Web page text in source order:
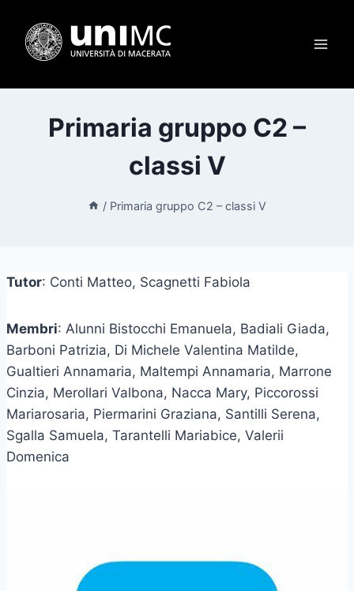
contenuto
Primaria gruppo C2 –
classi V
/ Primaria gruppo C2 – classi V
Tutor: Conti Matteo, Scagnetti Fabiola
Membri: Alunni Bistocchi Emanuela, Badiali Giada,
Barboni Patrizia, Di Michele Valentina Matilde,
Gualtieri Annamaria, Maltempi Annamaria, Marrone
Cinzia, Merollari Valbona, Nacca Mary, Piccorossi
Mariarosaria, Piermarini Graziana, Santilli Serena,
Sgalla Samuela, Tarantelli Mariabice, Valerii
Domenica